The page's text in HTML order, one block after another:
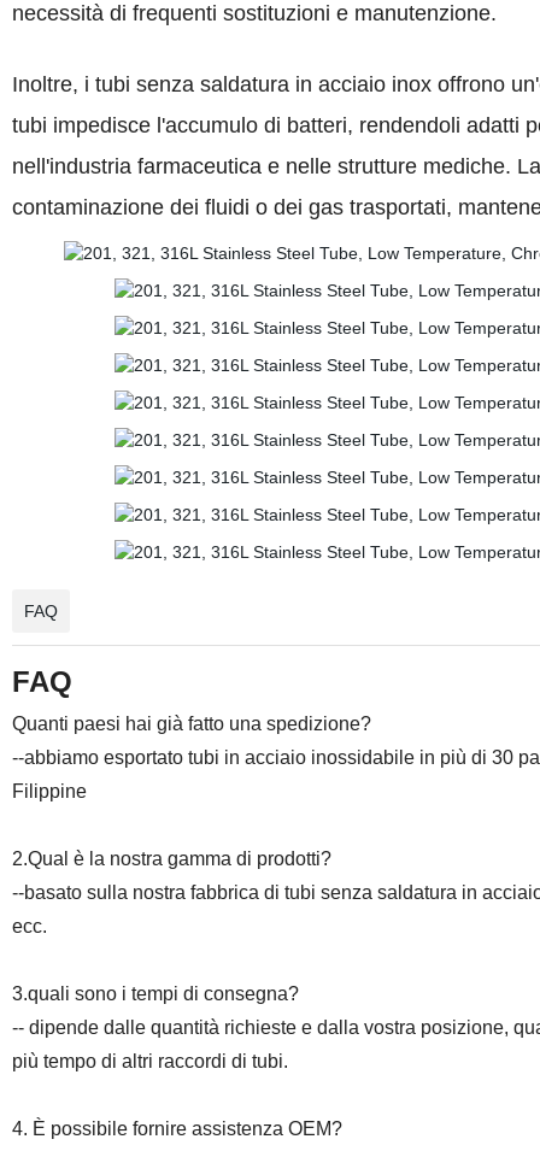
necessità di frequenti sostituzioni e manutenzione.
Inoltre, i tubi senza saldatura in acciaio inox offrono
tubi impedisce l'accumulo di batteri, rendendoli adatti
nell'industria farmaceutica e nelle strutture mediche.
contaminazione dei fluidi o dei gas trasportati,
FAQ
FAQ
Quanti paesi hai già fatto una spedizione?
--abbiamo esportato tubi in acciaio inossidabile in più di 30
Filippine
2.Qual è la nostra gamma di prodotti?
--basato sulla nostra fabbrica di tubi senza saldatura in
ecc.
3.quali sono i tempi di consegna?
-- dipende dalle quantità richieste e dalla vostra posizione,
più tempo di altri raccordi di tubi.
4. È possibile fornire assistenza OEM?